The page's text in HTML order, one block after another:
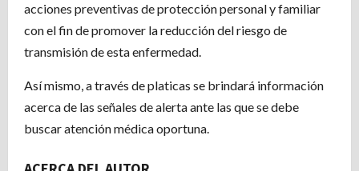
acciones preventivas de protección personal y familiar
con el fin de promover la reducción del riesgo de
transmisión de esta enfermedad.
Así mismo, a través de platicas se brindará información
acerca de las señales de alerta ante las que se debe
buscar atención médica oportuna.